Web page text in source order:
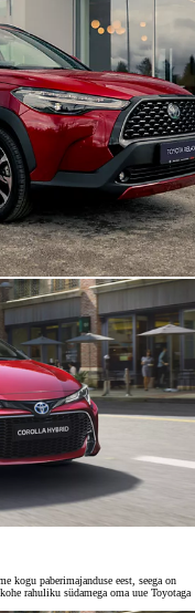
paberimajanduse eest, seega on
rahuliku südamega oma uue Toyotaga